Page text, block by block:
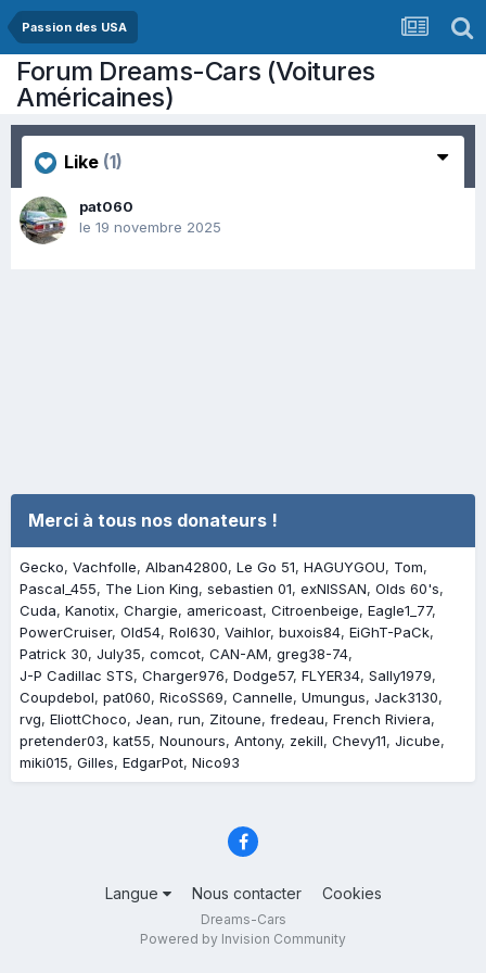
Passion des USA
Forum Dreams-Cars (Voitures
Américaines)
Like (1)
pat060
le 19 novembre 2025
Merci à tous nos donateurs !
Gecko Vachfolle Alban42800 Le Go 51 HAGUYGOU
Tom
Pascal_455
The Lion King sebastien 01 exNISSAN Olds 60's
Cuda Kanotix Chargie americoast Citroenbeige Eagle1_77
PowerCruiser Old54 Rol630 Vaihlor buxois84 EiGhT-PaCk
Patrick 30 July35 comcot CAN-AM greg38-74
J-P Cadillac STS Charger976 Dodge57 FLYER34 Sally1979
Coupdebol pat060 RicoSS69 Cannelle Umungus Jack3130
rvg EliottChoco Jean run Zitoune fredeau French Riviera
pretender03 kat55 Nounours Antony zekill Chevy11 Jicube
miki015 Gilles EdgarPot Nico93
Langue Nous contacter Cookies
Dreams-Cars
Powered by Invision Community